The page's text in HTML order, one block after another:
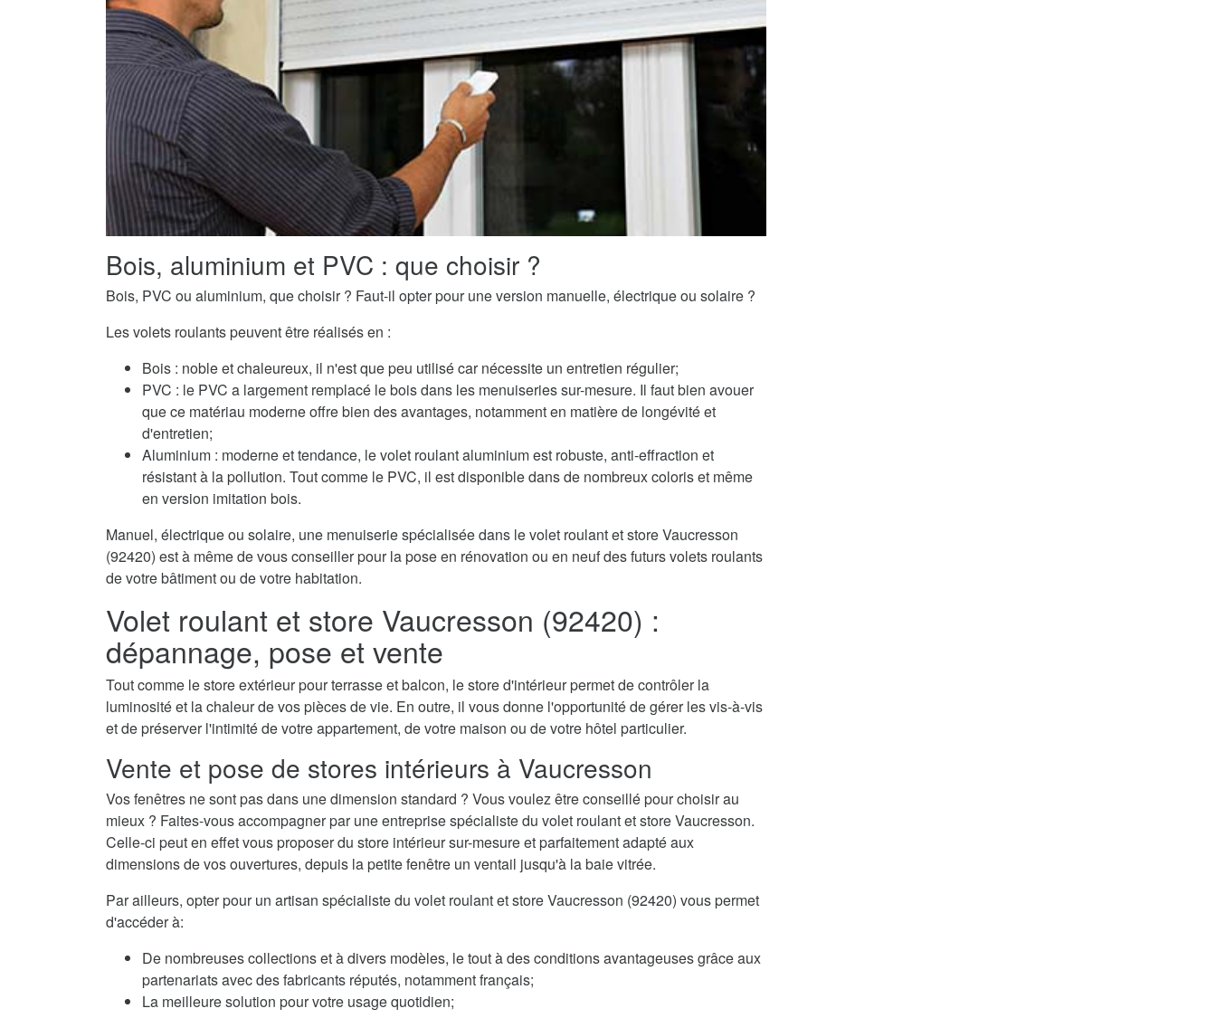
Bois, aluminium et PVC : que choisir ?
Bois, PVC ou aluminium, que choisir ? Faut-il opter pour une version manuelle, électrique ou solaire ?
Les volets roulants peuvent être réalisés en :
Bois : noble et chaleureux, il n'est que peu utilisé car nécessite un entretien régulier;
PVC : le PVC a largement remplacé le bois dans les menuiseries sur-mesure. Il faut bien avouer
que ce matériau moderne offre bien des avantages, notamment en matière de longévité et
d'entretien;
Aluminium : moderne et tendance, le volet roulant aluminium est robuste, anti-effraction et
résistant à la pollution. Tout comme le PVC, il est disponible dans de nombreux coloris et même
en version imitation bois.
Manuel, électrique ou solaire, une menuiserie spécialisée dans le volet roulant et store Vaucresson
(92420) est à même de vous conseiller pour la pose en rénovation ou en neuf des futurs volets roulants
de votre bâtiment ou de votre habitation.
Volet roulant et store Vaucresson (92420) :
dépannage, pose et vente
Tout comme le store extérieur pour terrasse et balcon, le store d'intérieur permet de contrôler la
luminosité et la chaleur de vos pièces de vie. En outre, il vous donne l'opportunité de gérer les vis-à-vis
et de préserver l'intimité de votre appartement, de votre maison ou de votre hôtel particulier.
Vente et pose de stores intérieurs à Vaucresson
Vos fenêtres ne sont pas dans une dimension standard ? Vous voulez être conseillé pour choisir au
mieux ? Faites-vous accompagner par une entreprise spécialiste du volet roulant et store Vaucresson.
Celle-ci peut en effet vous proposer du store intérieur sur-mesure et parfaitement adapté aux
dimensions de vos ouvertures, depuis la petite fenêtre un ventail jusqu'à la baie vitrée.
Par ailleurs, opter pour un artisan spécialiste du volet roulant et store Vaucresson (92420) vous permet
d'accéder à:
De nombreuses collections et à divers modèles, le tout à des conditions avantageuses grâce aux
partenariats avec des fabricants réputés, notamment français;
La meilleure solution pour votre usage quotidien;